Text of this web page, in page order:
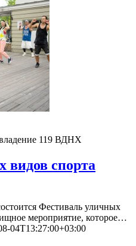
119 ВДНХ
видов спорта
Фестиваль уличных
мероприятие, которое…
04T13:27:00+03:00